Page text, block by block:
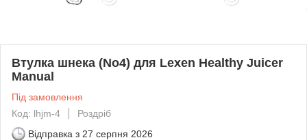
Втулка шнека (No4) для Lexen Healthy Juicer
Manual
Під замовлення
Код: lhjm-4
Роздріб
Відправка з 27 серпня 2026